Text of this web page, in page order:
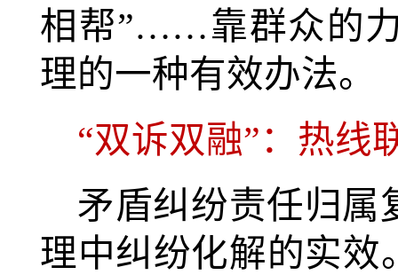
相帮”……靠群众的
理的一种有效办法。
“双诉双融”：热线
矛盾纠纷责任归属
理中纠纷化解的实效